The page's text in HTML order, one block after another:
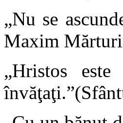
„Nu se
Maxim
„Hristos